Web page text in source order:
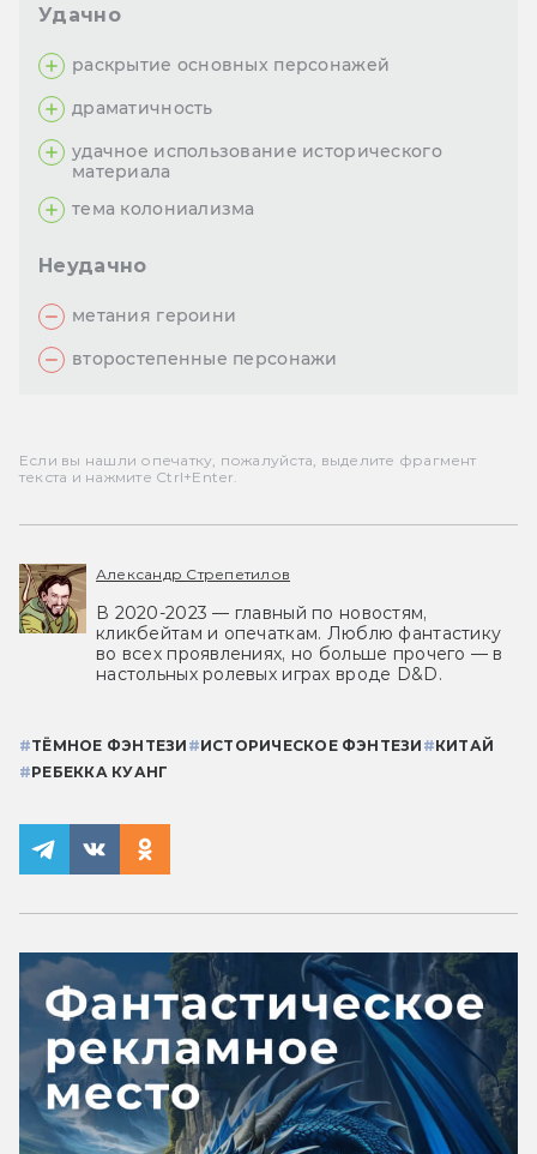
Удачно
раскрытие основных персонажей
драматичность
удачное использование исторического
материала
тема колониализма
Неудачно
метания героини
второстепенные персонажи
Если вы нашли опечатку, пожалуйста, выделите фрагмент
текста и нажмите Ctrl+Enter.
Александр Стрепетилов
В 2020-2023 — главный по новостям,
кликбейтам и опечаткам. Люблю фантастику
во всех проявлениях, но больше прочего — в
настольных ролевых играх вроде D&D.
#ТЁМНОЕ ФЭНТЕЗИ #ИСТОРИЧЕСКОЕ ФЭНТЕЗИ #КИТАЙ
#РЕБЕККА КУАНГ